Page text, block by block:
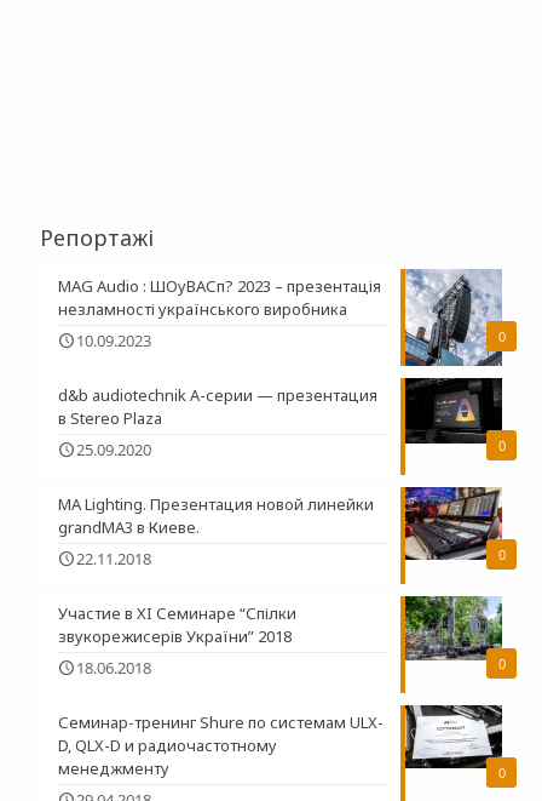
Репортажі
0
MAG Audio : ШОуВАСп? 2023 – презентація
незламності українського виробника
10.09.2023
0
d&b audiotechnik A-серии — презентация
в Stereo Plaza
25.09.2020
0
MA Lighting. Презентация новой линейки
grandMA3 в Киеве.
22.11.2018
0
Участие в XI Семинаре “Спілки
звукорежисерів України” 2018
18.06.2018
0
Семинар-тренинг Shure по системам ULX-
D, QLX-D и радиочастотному
менеджменту